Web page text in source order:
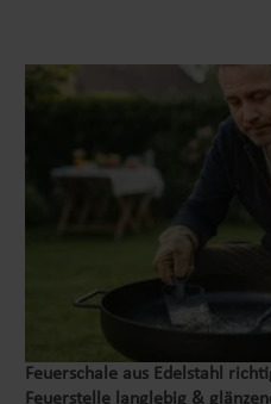
Feuerschale aus Edelstahl
Feuerstelle langlebig &